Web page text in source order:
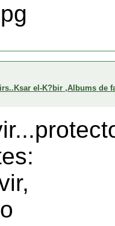
el-K?bir ,Albums de